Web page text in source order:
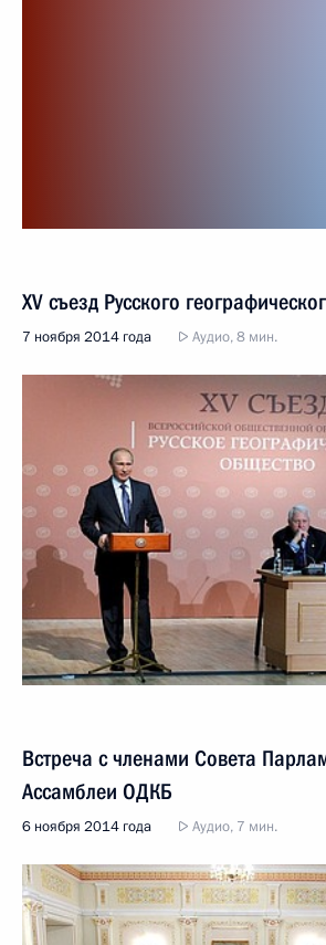
XV съезд Русского
7 ноября 2014 года Аудио, 8 мин.
Встреча с членами Совета
Ассамблеи ОДКБ
6 ноября 2014 года Аудио, 7 мин.